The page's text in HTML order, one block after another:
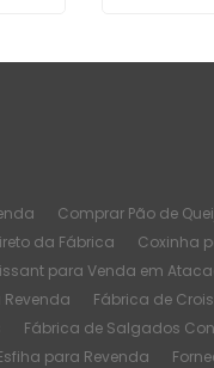
Comprar Pão de
da Fábrica
Coxinha
para Venda em
Fábrica de
Fábrica de Salgados
para Revenda